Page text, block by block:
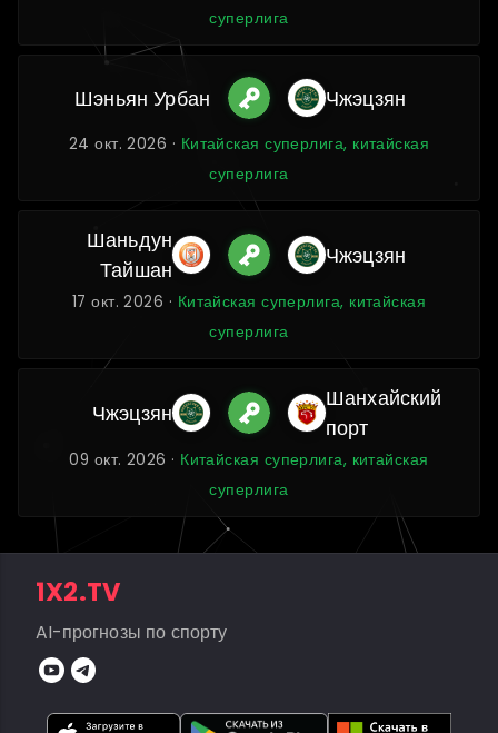
суперлига
Шэньян Урбан Чжэцзян
24 окт. 2026 · Китайская суперлига, китайская
суперлига
Шаньдун
Тайшан
Чжэцзян
17 окт. 2026 · Китайская суперлига, китайская
суперлига
Чжэцзян
Шанхайский
порт
09 окт. 2026 · Китайская суперлига, китайская
суперлига
1X2.TV
AI-прогнозы по спорту